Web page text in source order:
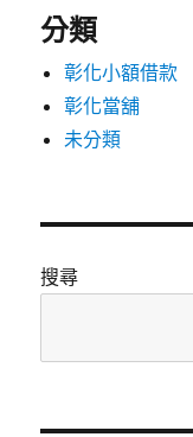
分類
彰化小額借款
彰化當舖
未分類
搜尋